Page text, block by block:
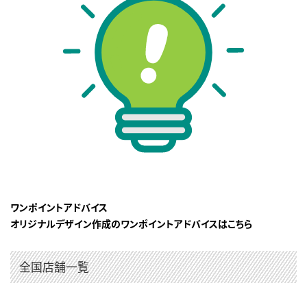
ワンポイントアドバイス
オリジナルデザイン作成のワンポイントアドバイスはこちら
全国店舗一覧